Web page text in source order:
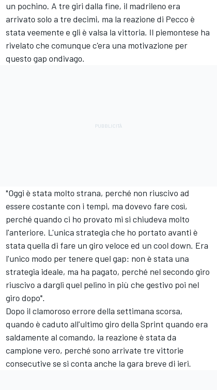
un pochino. A tre giri dalla fine, il madrileno era
arrivato solo a tre decimi, ma la reazione di Pecco è
stata veemente e gli è valsa la vittoria. Il piemontese ha
rivelato che comunque c'era una motivazione per
questo gap ondivago.
"Oggi è stata molto strana, perché non riuscivo ad
essere costante con i tempi, ma dovevo fare così,
perché quando ci ho provato mi si chiudeva molto
l'anteriore. L'unica strategia che ho portato avanti è
stata quella di fare un giro veloce ed un cool down. Era
l'unico modo per tenere quel gap: non è stata una
strategia ideale, ma ha pagato, perché nel secondo giro
riuscivo a dargli quel pelino in più che gestivo poi nel
giro dopo".
Dopo il clamoroso errore della settimana scorsa,
quando è caduto all'ultimo giro della Sprint quando era
saldamente al comando, la reazione è stata da
campione vero, perché sono arrivate tre vittorie
consecutive se si conta anche la gara breve di ieri.